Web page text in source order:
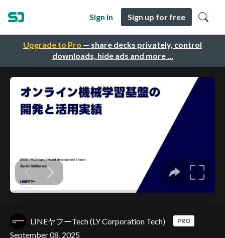
Upgrade to Pro — share decks privately, control
downloads, hide ads and more …
Sign in Sign up for free
LINEヤフーTech (LY Corporation Tech) PRO
September 08, 2025